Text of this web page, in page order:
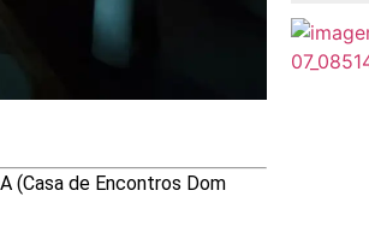
(Casa de Encontros Dom